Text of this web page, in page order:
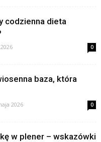
codzienna dieta
0
baza, która
2026 0
w plener – wskazówki